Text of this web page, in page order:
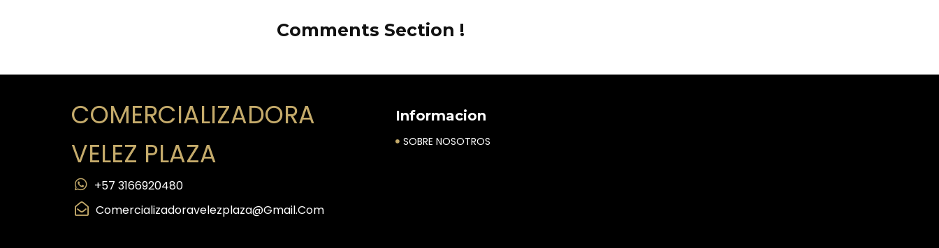
Comments Section !
COMERCIALIZADORA
VELEZ PLAZA
+57 3166920480
Comercializadoravelezplaza@gmail.com
Informacion
SOBRE NOSOTROS